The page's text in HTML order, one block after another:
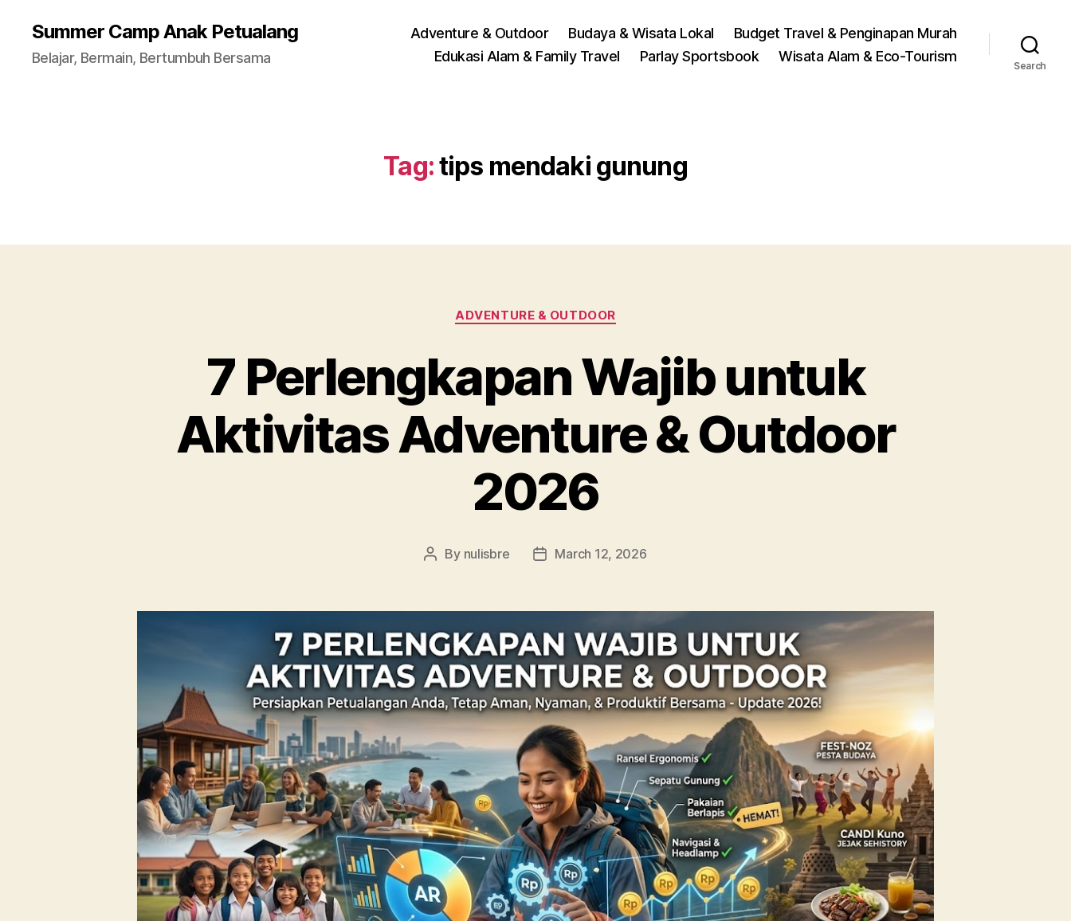
Summer Camp Anak Petualang
Belajar, Bermain, Bertumbuh Bersama
Adventure & Outdoor Budaya & Wisata Lokal
Budget Travel & Penginapan Murah
Edukasi Alam & Family Travel
Parlay Sportsbook Wisata Alam & Eco-Tourism
Search
Tag:tips mendaki gunung
Categories
ADVENTURE & OUTDOOR
7 Perlengkapan Wajib untuk
Aktivitas Adventure & Outdoor
2026
Post
By nulisbre
PostMarch 12, 2026